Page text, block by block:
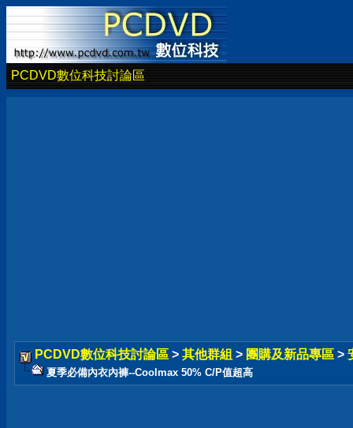
PCDVD數位科技討論區
PCDVD數位科技討論區 > 其他群組 > 團購及新品專區 >
夏季必備內衣內褲--Coolmax 50% C/P值超高